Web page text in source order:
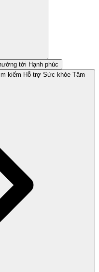
tới Hạnh phúc
kiếm Hỗ trợ Sức khỏe Tâm